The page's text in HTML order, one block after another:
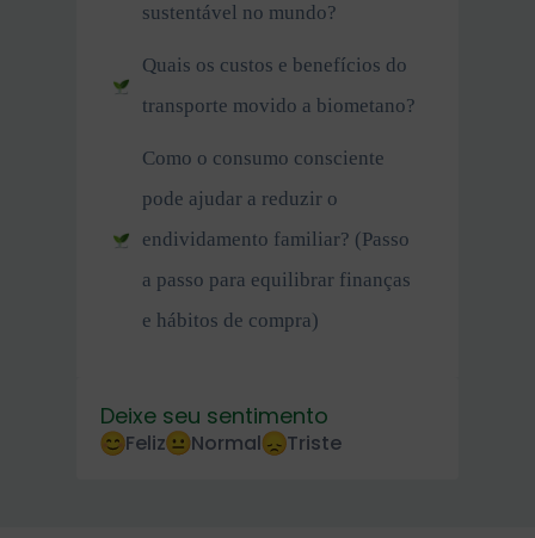
sustentável no mundo?
Quais os custos e benefícios do
transporte movido a biometano?
Como o consumo consciente
pode ajudar a reduzir o
endividamento familiar? (Passo
a passo para equilibrar finanças
e hábitos de compra)
Deixe seu sentimento
Feliz Normal Triste